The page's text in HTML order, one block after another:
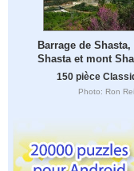
Barrage de Shasta,
Shasta et mont
150 pièce
Photo: Ron